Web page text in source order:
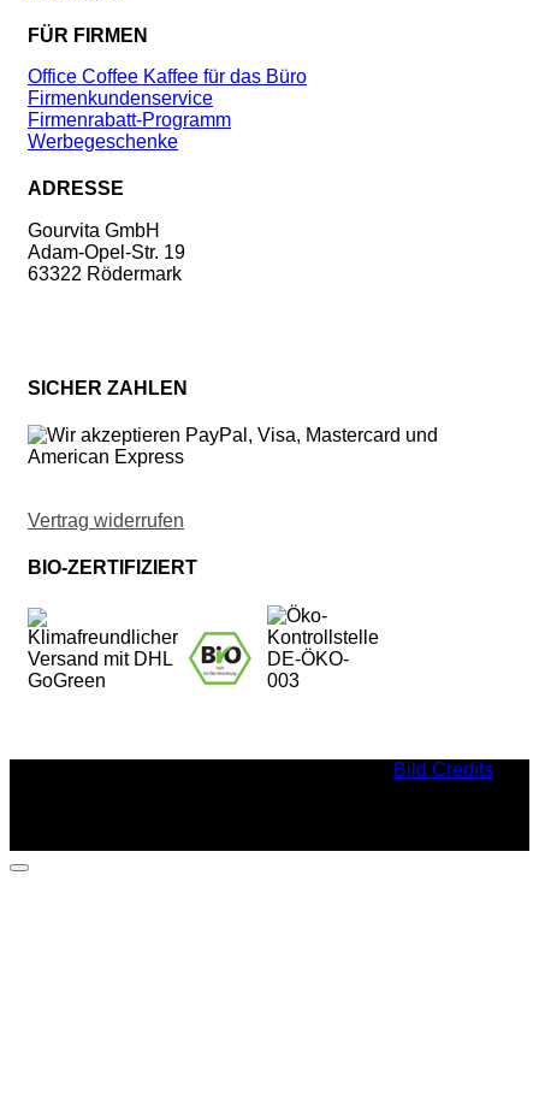
FÜR FIRMEN
Office Coffee Kaffee für das Büro
Firmenkundenservice
Firmenrabatt-Programm
Werbegeschenke
ADRESSE
Gourvita GmbH
Adam-Opel-Str. 19
63322 Rödermark
SICHER ZAHLEN
Vertrag widerrufen
BIO-ZERTIFIZIERT
Bild Credits